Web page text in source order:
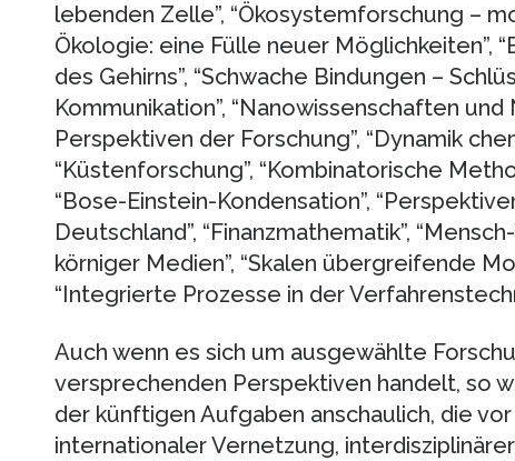
lebenden Zelle”, “Ökosystemforschung –
Ökologie: eine Fülle neuer Möglichkeiten”,
des Gehirns”, “Schwache Bindungen –
Kommunikation”, “Nanowissenschaften
Perspektiven der Forschung”, “Dynamik
“Küstenforschung”, “Kombinatorische
“Bose-Einstein-Kondensation”,
Deutschland”, “Finanzmathematik”,
körniger Medien”, “Skalen übergreifende
“Integrierte Prozesse in der
Auch wenn es sich um ausgewählte
versprechenden Perspektiven handelt, so
der künftigen Aufgaben anschaulich, die
internationaler Vernetzung,